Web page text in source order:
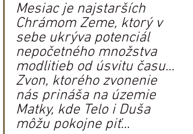
Mesiac je najstarších
Chrámom Zeme, ktorý v
sebe ukrýva potenciál
nepočetného množstva
modlitieb od úsvitu času...
Zvon, ktorého zvonenie
nás prináša na územie
Matky, kde Telo i Duša
môžu pokojne piť...